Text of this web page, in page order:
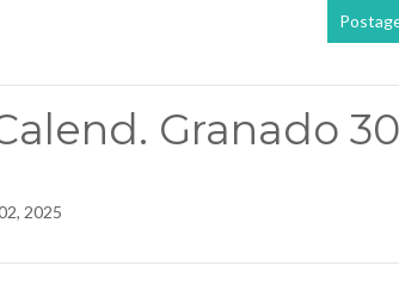
Granado
2025